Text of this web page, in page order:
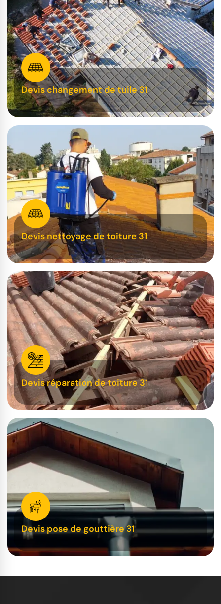
Devis changement de tuile 31
Devis nettoyage de toiture 31
Devis réparation de toiture 31
Devis pose de gouttière 31